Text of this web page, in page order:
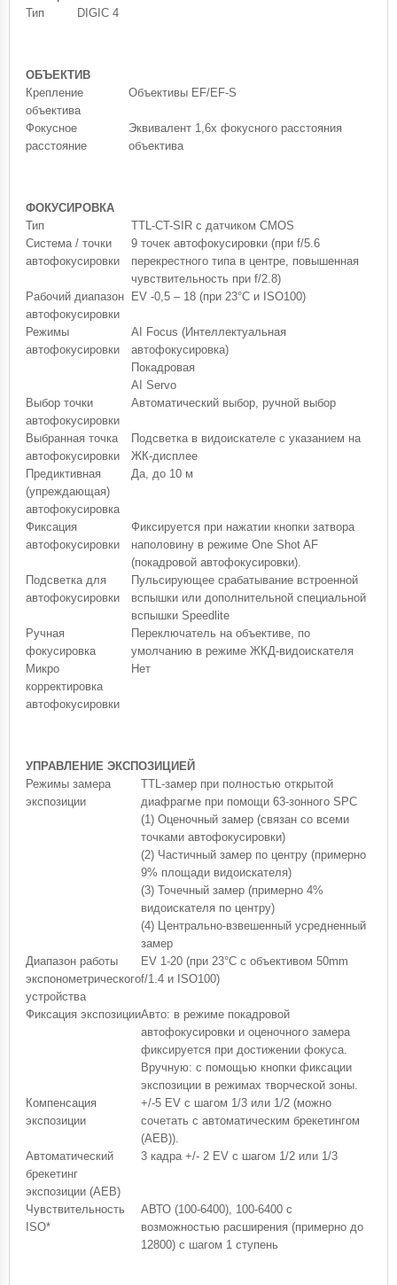
Тип
DIGIC 4
ОБЪЕКТИВ
Крепление
объектива
Объективы EF/EF-S
Фокусное
расстояние
Эквивалент 1,6x фокусного расстояния
объектива
ФОКУСИРОВКА
Тип
TTL-CT-SIR с датчиком CMOS
Система / точки
автофокусировки
9 точек автофокусировки (при f/5.6
перекрестного типа в центре, повышенная
чувствительность при f/2.8)
Рабочий диапазон
автофокусировки
EV -0,5 – 18 (при 23°C и ISO100)
Режимы
автофокусировки
AI Focus (Интеллектуальная
автофокусировка)
Покадровая
AI Servo
Выбор точки
автофокусировки
Автоматический выбор, ручной выбор
Выбранная точка
автофокусировки
Подсветка в видоискателе с указанием на
ЖК-дисплее
Предиктивная
(упреждающая)
автофокусировка
Да, до 10 м
Фиксация
автофокусировки
Фиксируется при нажатии кнопки затвора
наполовину в режиме One Shot AF
(покадровой автофокусировки).
Подсветка для
автофокусировки
Пульсирующее срабатывание встроенной
вспышки или дополнительной специальной
вспышки Speedlite
Ручная
фокусировка
Переключатель на объективе, по
умолчанию в режиме ЖКД-видоискателя
Микро
корректировка
автофокусировки
Нет
УПРАВЛЕНИЕ ЭКСПОЗИЦИЕЙ
Режимы замера
экспозиции
TTL-замер при полностью открытой
диафрагме при помощи 63-зонного SPC
(1) Оценочный замер (связан со всеми
точками автофокусировки)
(2) Частичный замер по центру (примерно
9% площади видоискателя)
(3) Точечный замер (примерно 4%
видоискателя по центру)
(4) Центрально-взвешенный усредненный
замер
Диапазон работы
экспонометрического
устройства
EV 1-20 (при 23°C с объективом 50mm
f/1.4 и ISO100)
Фиксация экспозицииАвто: в режиме покадровой
автофокусировки и оценочного замера
фиксируется при достижении фокуса.
Вручную: с помощью кнопки фиксации
экспозиции в режимах творческой зоны.
Компенсация
экспозиции
+/-5 EV с шагом 1/3 или 1/2 (можно
сочетать с автоматическим брекетингом
(AEB)).
Автоматический
брекетинг
экспозиции (AEB)
3 кадра +/- 2 EV с шагом 1/2 или 1/3
Чувствительность
ISO*
АВТО (100-6400), 100-6400 с
возможностью расширения (примерно до
12800) с шагом 1 ступень